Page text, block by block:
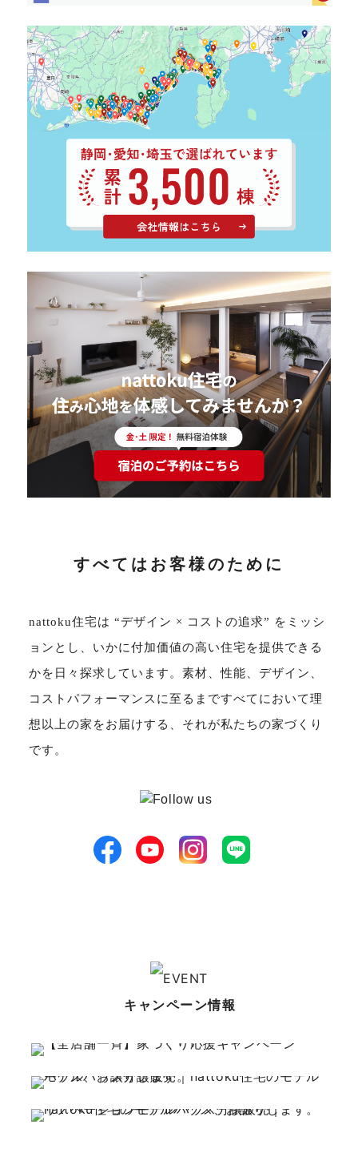
動画ギャラリー 採用情報
サイトマップ プライバシーポリシー
よくある質問
CLOSE
すべてはお客様のために
nattoku住宅は “デザイン × コストの追求” をミッシ
ョンとし、いかに付加価値の高い住宅を提供できる
かを日々探求しています。素材、性能、デザイン、
コストパフォーマンスに至るまですべてにおいて理
想以上の家をお届けする、それが私たちの家づくり
です。
キャンペーン情報